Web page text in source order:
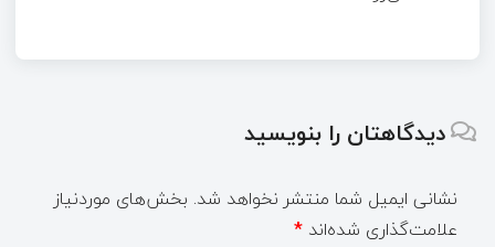
دیدگاهتان را بنویسید
نشانی ایمیل شما منتشر نخواهد شد. بخش‌های موردنیاز
علامت‌گذاری شده‌اند *